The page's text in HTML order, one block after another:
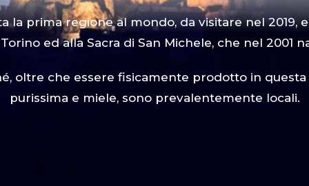
la prima regione al mondo, da visitare nel 2019,
ed alla Sacra di San Michele, che nel 2001
oltre che essere fisicamente prodotto in
purissima e miele, sono prevalentemente locali.